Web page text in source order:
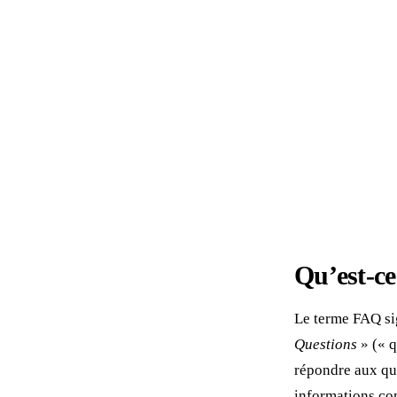
Qu’est-
Le terme FAQ
Questions » («
répondre aux